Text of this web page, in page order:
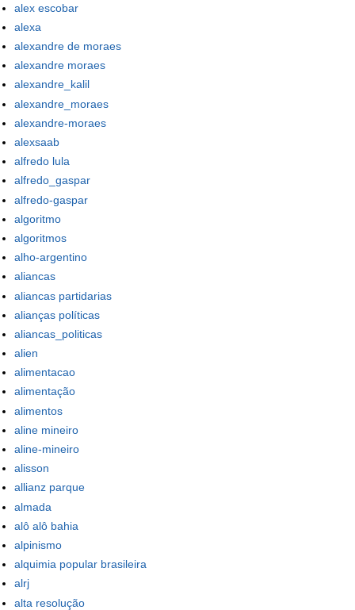
alex escobar
alexa
alexandre de moraes
alexandre moraes
alexandre_kalil
alexandre_moraes
alexandre-moraes
alexsaab
alfredo lula
alfredo_gaspar
alfredo-gaspar
algoritmo
algoritmos
alho-argentino
aliancas
aliancas partidarias
alianças políticas
aliancas_politicas
alien
alimentacao
alimentação
alimentos
aline mineiro
aline-mineiro
alisson
allianz parque
almada
alô alô bahia
alpinismo
alquimia popular brasileira
alrj
alta resolução